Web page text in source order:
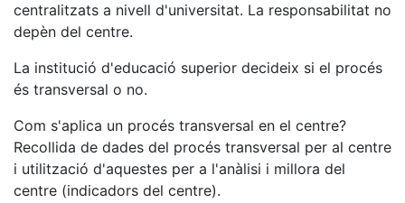
centralitzats a nivell d'universitat. La responsabilitat no
depèn del centre.
La institució d'educació superior decideix si el procés
és transversal o no.
Com s'aplica un procés transversal en el centre?
Recollida de dades del procés transversal per al centre
i utilització d'aquestes per a l'anàlisi i millora del
centre (indicadors del centre).